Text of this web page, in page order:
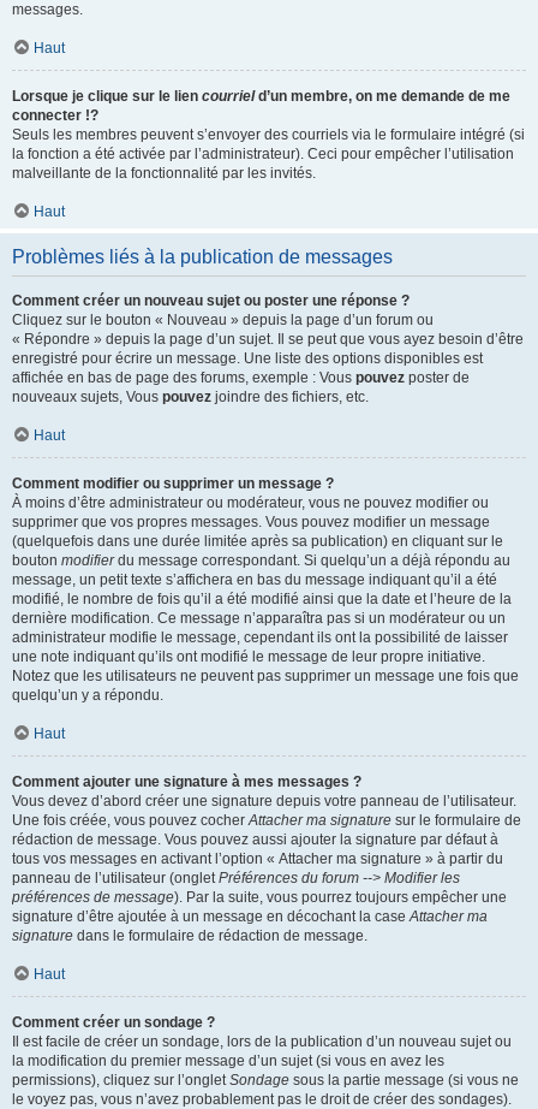
messages.
Haut
Lorsque je clique sur le lien courrield’un membre, on me demande de me
connecter !?
Seuls les membres peuvent s’envoyer des courriels via le formulaire intégré (si
la fonction a été activée par l’administrateur). Ceci pour empêcher l’utilisation
malveillante de la fonctionnalité par les invités.
Haut
Problèmes liés à la publication de messages
Comment créer un nouveau sujet ou poster une réponse ?
Cliquez sur le bouton « Nouveau » depuis la page d’un forum ou
« Répondre » depuis la page d’un sujet. Il se peut que vous ayez besoin d’être
enregistré pour écrire un message. Une liste des options disponibles est
affichée en bas de page des forums, exemple : Vous pouvez poster de
nouveaux sujets, Vous pouvez joindre des fichiers, etc.
Haut
Comment modifier ou supprimer un message ?
À moins d’être administrateur ou modérateur, vous ne pouvez modifier ou
supprimer que vos propres messages. Vous pouvez modifier un message
(quelquefois dans une durée limitée après sa publication) en cliquant sur le
bouton modifierdu message correspondant. Si quelqu’un a déjà répondu au
message, un petit texte s’affichera en bas du message indiquant qu’il a été
modifié, le nombre de fois qu’il a été modifié ainsi que la date et l’heure de la
dernière modification. Ce message n’apparaîtra pas si un modérateur ou un
administrateur modifie le message, cependant ils ont la possibilité de laisser
une note indiquant qu’ils ont modifié le message de leur propre initiative.
Notez que les utilisateurs ne peuvent pas supprimer un message une fois que
quelqu’un y a répondu.
Haut
Comment ajouter une signature à mes messages ?
Vous devez d’abord créer une signature depuis votre panneau de l’utilisateur.
Une fois créée, vous pouvez cocherAttacher ma signature sur le formulaire de
rédaction de message. Vous pouvez aussi ajouter la signature par défaut à
tous vos messages en activant l’option « Attacher ma signature » à partir du
panneau de l’utilisateur (ongletPréférences du forum --> Modifier les
préférences de message). Par la suite, vous pourrez toujours empêcher une
signature d’être ajoutée à un message en décochant la caseAttacher ma
signature dans le formulaire de rédaction de message.
Haut
Comment créer un sondage ?
Il est facile de créer un sondage, lors de la publication d’un nouveau sujet ou
la modification du premier message d’un sujet (si vous en avez les
permissions), cliquez sur l’ongletSondage sous la partie message (si vous ne
le voyez pas, vous n’avez probablement pas le droit de créer des sondages).